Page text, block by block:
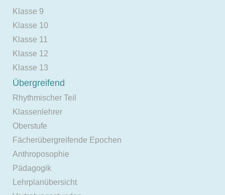
Klasse 9
Klasse 10
Klasse 11
Klasse 12
Klasse 13
Übergreifend
Rhythmischer Teil
Klassenlehrer
Oberstufe
Fächerübergreifende Epochen
Anthroposophie
Pädagogik
Lehrplanübersicht